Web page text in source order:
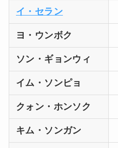
イ・セラン
ヨ・ウンボク
ソン・ギョンウィ
イム・ソンピョ
クォン・ホンソク
キム・ソンガン